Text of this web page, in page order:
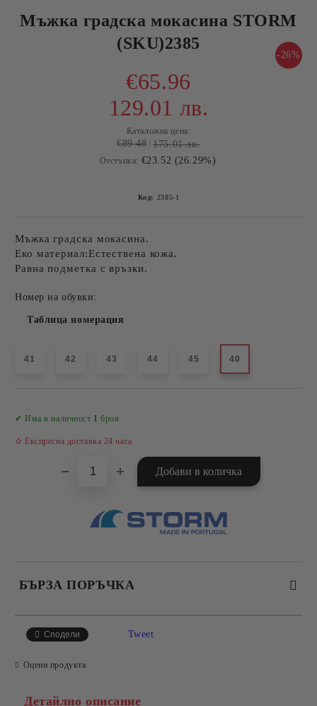
Мъжка градска мокасина STORM
(SKU)2385
-26%
€65.96
129.01 лв.
Каталожна цена:
€89.48 175.01 лв.
Отстъпка: €23.52 (26.29%)
Код: 2385-1
Мъжка градска мокасина.
Еко материал:Естествена кожа.
Равна подметка с връзки.
Номер на обувки:
Таблица номерация
41 42 43 44 45 40
✔ Има в наличност 1 броя
✫ Експресна доставка 24 часа
БЪРЗА ПОРЪЧКА
Сподели Tweet
Оцени продукта
Детайлно описание